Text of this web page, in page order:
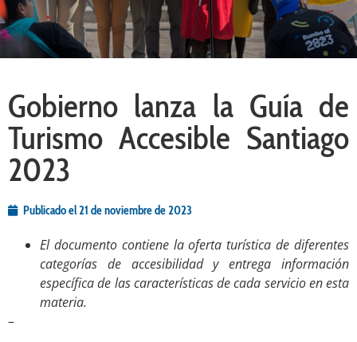
Gobierno lanza la Guía de
Turismo Accesible Santiago
2023
Publicado el21 de noviembre de 2023
El documento contiene la oferta turística de diferentes
categorías de accesibilidad y entrega información
específica de las características de cada servicio en esta
materia.
–